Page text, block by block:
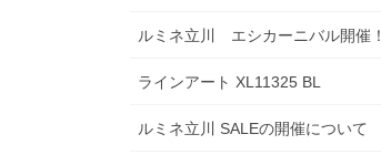
ルミネ立川 エシカーニバル開催！
ラインアート XL11325 BL
ルミネ立川 SALEの開催について